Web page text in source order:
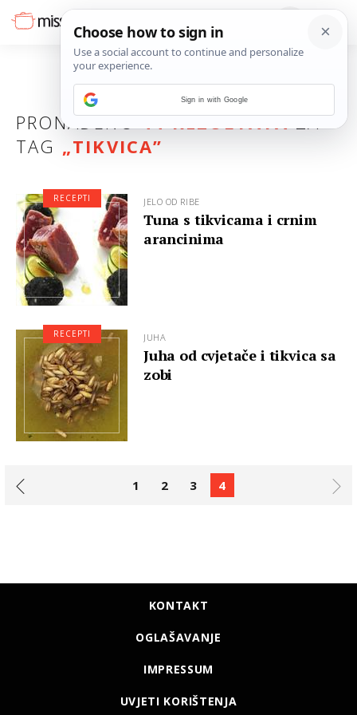
PRONAĐENO44 REZULTATAZA
TAG „TIKVICA”
JELO OD RIBE
Tuna s tikvicama i crnim
arancinima
RECEPTI
JUHA
Juha od cvjetače i tikvica sa
zobi
RECEPTI
1 2 3 4
KONTAKT
OGLAŠAVANJE
IMPRESSUM
UVJETI KORIŠTENJA
Sign in with Google